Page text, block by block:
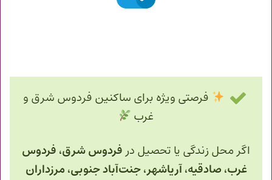
فرصتی ویژه برای ساکنین فردوس شرق و
غرب
اگر محل زندگی یا تحصیل در فردوس شرق، فردوس
غرب، صادقیه، آریاشهر، جنت‌آباد جنوبی، مرزداران